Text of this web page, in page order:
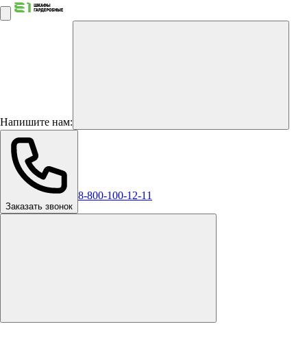
Напишите нам:
Заказать звонок
8-800-100-12-11